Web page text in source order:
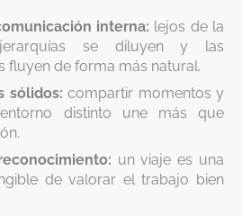
interna: lejos de la
se diluyen y las
fluyen de forma más natural.
sólidos: compartir momentos y
distinto une más que
un viaje es una
de valorar el trabajo bien